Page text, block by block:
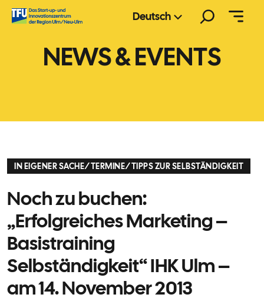
Zum
Inhalt
Deutsch
NEWS & EVENTS
IN EIGENER SACHE/TERMINE/TIPPS ZUR SELBSTÄNDIGKEIT
Noch zu buchen:
„Erfolgreiches Marketing –
Basistraining
Selbständigkeit“ IHK Ulm –
am 14. November 2013